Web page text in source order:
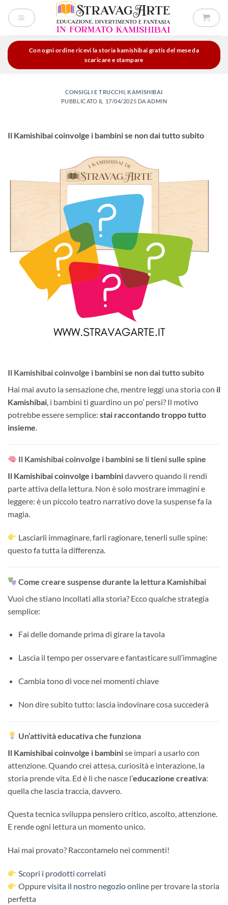
Con ogni ordine ricevi la storia kamishibai gratis del mese da
scaricare e stampare
CONSIGLI E TRUCCHI KAMISHIBAI
PUBBLICATO IL
17/04/2025 DA ADMIN
Il Kamishibai coinvolge i bambini se non dai tutto subito
Il Kamishibai coinvolge i bambini se non dai tutto subito
Hai mai avuto la sensazione che, mentre leggi una storia con il
Kamishibai, i bambini ti guardino un po’ persi? Il motivo
potrebbe essere semplice: stai raccontando troppo tutto
insieme.
Il Kamishibai coinvolge i bambini se li tieni sulle spine
Il Kamishibai coinvolge i bambinidavvero quando li rendi
parte attiva della lettura. Non è solo mostrare immagini e
leggere: è un piccolo teatro narrativo dove la suspense fa la
magia.
Lasciarli immaginare, farli ragionare, tenerli sulle spine:
questo fa tutta la differenza.
Come creare suspense durante la lettura Kamishibai
Vuoi che stiano incollati alla storia? Ecco qualche strategia
semplice:
Fai delle domande prima di girare la tavola
Lascia il tempo per osservare e fantasticare sull’immagine
Cambia tono di voce nei momenti chiave
Non dire subito tutto: lascia indovinare cosa succederà
Un’attività educativa che funziona
Il Kamishibai coinvolge i bambinise impari a usarlo con
attenzione. Quando crei attesa, curiosità e interazione, la
storia prende vita. Ed è lì che nasce l’educazione creativa:
quella che lascia traccia, davvero.
Questa tecnica sviluppa pensiero critico, ascolto, attenzione.
E rende ogni lettura un momento unico.
Hai mai provato? Raccontamelo nei commenti!
Scopri i prodotti correlati
Oppurevisita il nostro negozio online per trovare la storia
perfetta